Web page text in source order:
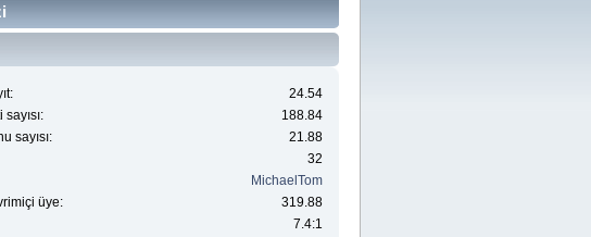
24.54
188.84
sayısı:
21.88
32
MichaelTom
üye:
319.88
7.4:1